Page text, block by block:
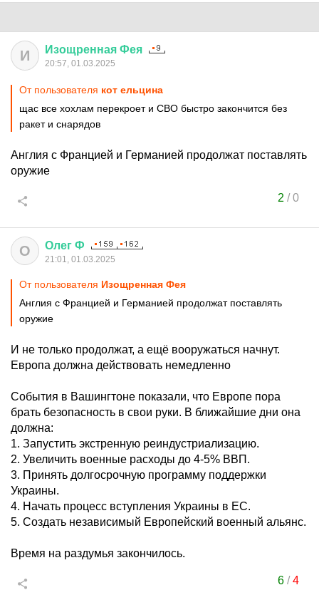
И Изощренная Фея
20:57, 01.03.2025
От пользователя кот ельцина
щас все хохлам перекроет и СВО быстро закончится без
ракет и снарядов
Англия с Францией и Германией продолжат поставлять
оружие
2 /0
О Олег Ф
21:01, 01.03.2025
От пользователя Изощренная Фея
Англия с Францией и Германией продолжат поставлять
оружие
И не только продолжат, а ещё вооружаться начнут.
Европа должна действовать немедленно
События в Вашингтоне показали, что Европе пора
брать безопасность в свои руки. В ближайшие дни она
должна:
1. Запустить экстренную реиндустриализацию.
2. Увеличить военные расходы до 4-5% ВВП.
3. Принять долгосрочную программу поддержки
Украины.
4. Начать процесс вступления Украины в ЕС.
5. Создать независимый Европейский военный альянс.
Время на раздумья закончилось.
6/4